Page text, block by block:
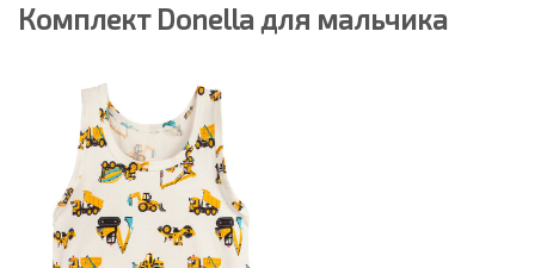
Комплект Donella для мальчика